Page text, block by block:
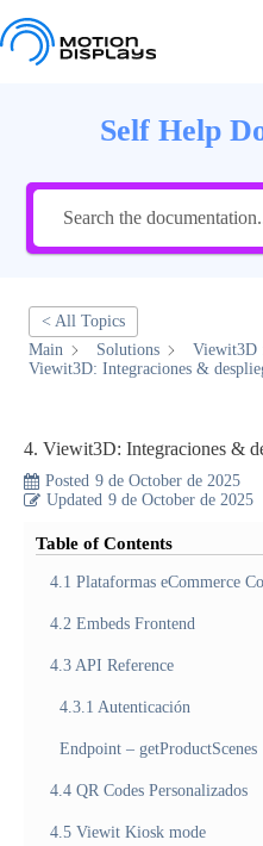
to
content
Self Help
< All Topics
Main
Solutions Viewit3D
Viewit3D: Integraciones &
4. Viewit3D: Integraciones &
Posted 9 de October de 2025
Updated 9 de October de 2025
Table of Contents
4.1 Plataformas eCommerce
4.2 Embeds Frontend
4.3 API Reference
4.3.1 Autenticación
Endpoint – getProductScenes
4.4 QR Codes Personalizados
4.5 Viewit Kiosk mode